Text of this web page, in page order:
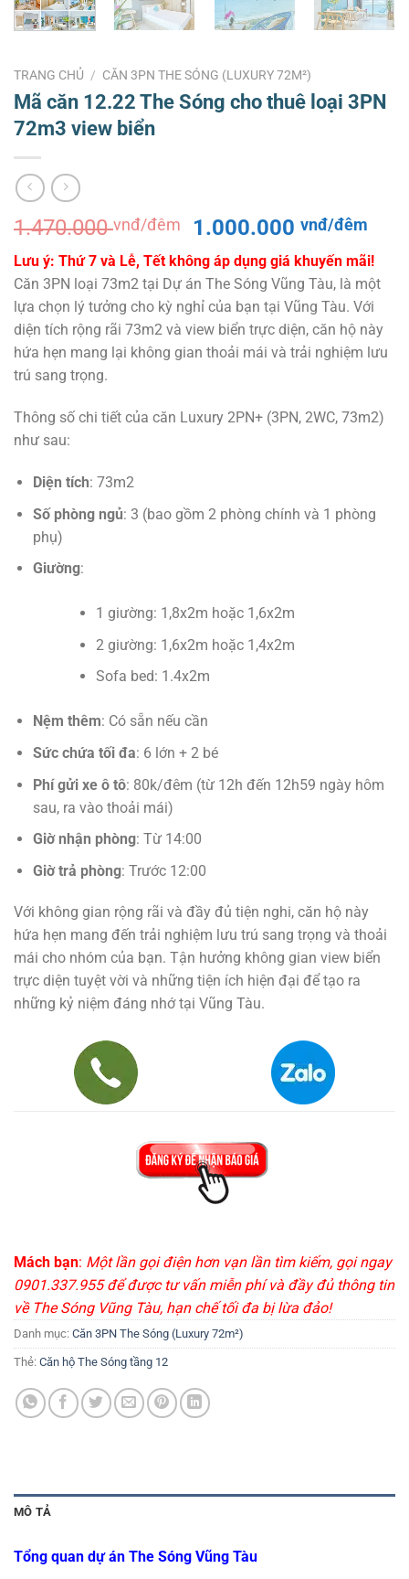
TRANG CHỦ / CĂN 3PN THE SÓNG (LUXURY 72M²)
Mã căn 12.22 The Sóng cho thuê loại 3PN
72m3 view biển
1.470.000vnđ/đêm
Giá
gốc
là:
1.470.000 vnđ/
đêm.
1.000.000vnđ/đêm
hiện
tại
là:
Lưu ý: Thứ 7 và Lễ, Tết không áp dụng giá khuyến mãi!
Căn 3PN loại 73m2 tại Dự án The Sóng Vũng Tàu, là một
lựa chọn lý tưởng cho kỳ nghỉ của bạn tại Vũng Tàu. Với
diện tích rộng rãi 73m2 và view biển trực diện, căn hộ này
hứa hẹn mang lại không gian thoải mái và trải nghiệm lưu
trú sang trọng.
Thông số chi tiết của căn Luxury 2PN+ (3PN, 2WC, 73m2)
như sau:
Diện tích: 73m2
Số phòng ngủ: 3 (bao gồm 2 phòng chính và 1 phòng
phụ)
Giường:
1 giường: 1,8x2m hoặc 1,6x2m
2 giường: 1,6x2m hoặc 1,4x2m
Sofa bed: 1.4x2m
Nệm thêm: Có sẵn nếu cần
Sức chứa tối đa: 6 lớn + 2 bé
Phí gửi xe ô tô: 80k/đêm (từ 12h đến 12h59 ngày hôm
sau, ra vào thoải mái)
Giờ nhận phòng: Từ 14:00
Giờ trả phòng: Trước 12:00
Với không gian rộng rãi và đầy đủ tiện nghi, căn hộ này
hứa hẹn mang đến trải nghiệm lưu trú sang trọng và thoải
mái cho nhóm của bạn. Tận hưởng không gian view biển
trực diện tuyệt vời và những tiện ích hiện đại để tạo ra
những kỷ niệm đáng nhớ tại Vũng Tàu.
Mách bạn: Một lần gọi điện hơn vạn lần tìm kiếm, gọi ngay
0901.337.955 để được tư vấn miễn phí và đầy đủ thông tin
về The Sóng Vũng Tàu, hạn chế tối đa bị lừa đảo!
Danh mục: Căn 3PN The Sóng (Luxury 72m²)
Thẻ: Căn hộ The Sóng tầng 12
MÔ TẢ
Tổng quan dự án The Sóng Vũng Tàu